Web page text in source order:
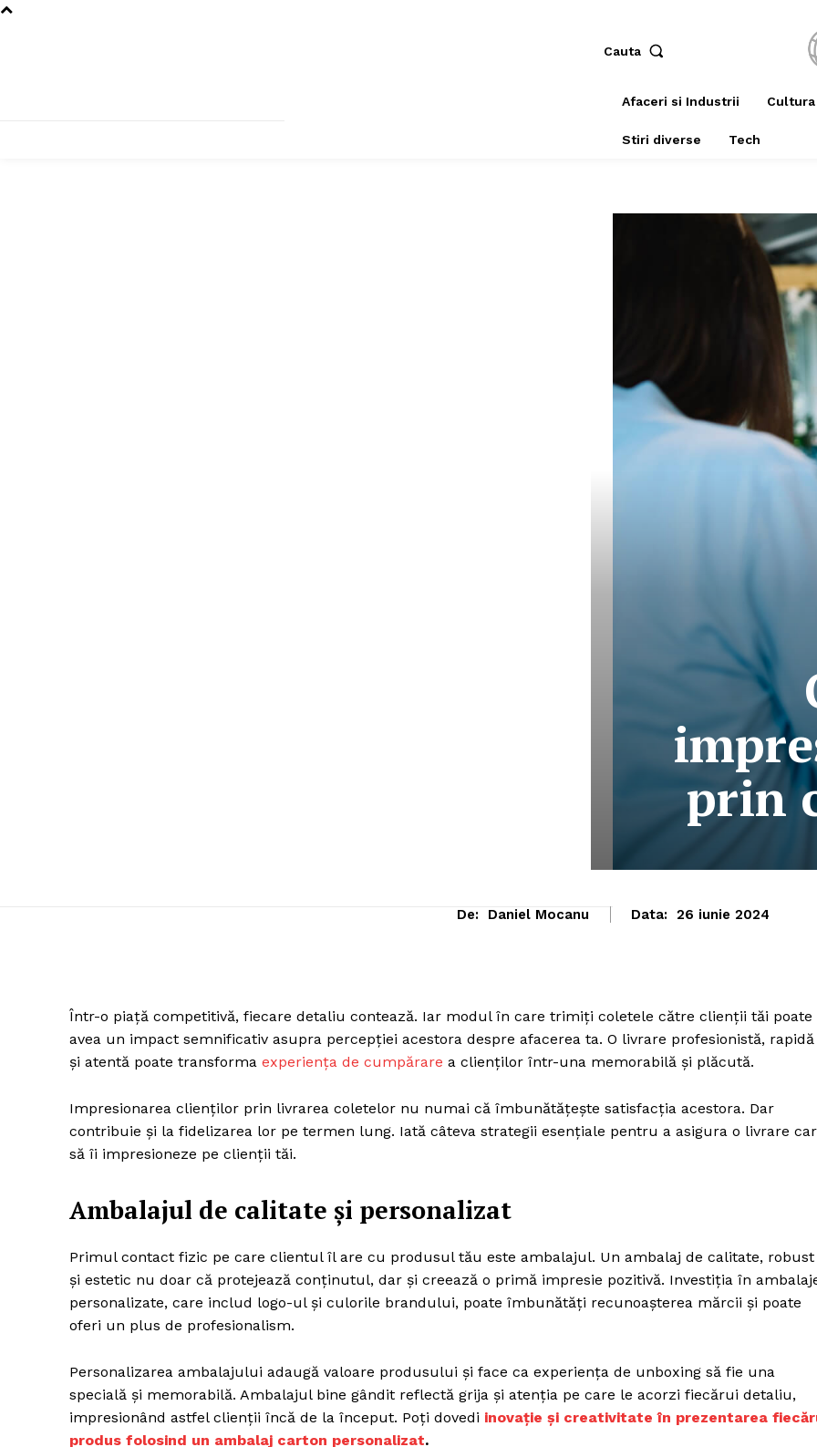
Cauta
Afaceri si Industrii
Stiri diverse Tech
prin
De: Daniel Mocanu Data: 26 iunie 2024
Într-o piață competitivă, fiecare detaliu contează. Iar modul în care trimiți coletele către clienții tăi poate
avea un impact semnificativ asupra percepției acestora despre afacerea ta. O livrare profesionistă, rapidă
și atentă poate transforma experiența de cumpărare a clienților într-una memorabilă și plăcută.
Impresionarea clienților prin livrarea coletelor nu numai că îmbunătățește satisfacția acestora. Dar
contribuie și la fidelizarea lor pe termen lung. Iată câteva strategii esențiale pentru a asigura o livrare
să îi impresioneze pe clienții tăi.
Ambalajul de calitate și personalizat
Primul contact fizic pe care clientul îl are cu produsul tău este ambalajul. Un ambalaj de calitate, robust
și estetic nu doar că protejează conținutul, dar și creează o primă impresie pozitivă. Investiția în
personalizate, care includ logo-ul și culorile brandului, poate îmbunătăți recunoașterea mărcii și poate
oferi un plus de profesionalism.
Personalizarea ambalajului adaugă valoare produsului și face ca experiența de unboxing să fie una
specială și memorabilă. Ambalajul bine gândit reflectă grija și atenția pe care le acorzi fiecărui detaliu,
impresionând astfel clienții încă de la început. Poți dovedi inovație și creativitate în prezentarea
produs folosind un ambalaj carton personalizat.